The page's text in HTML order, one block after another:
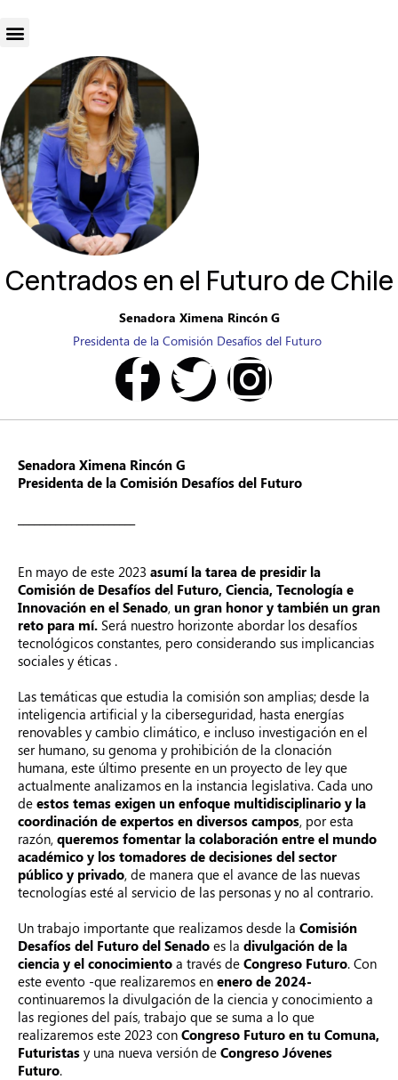
Centrados en el Futuro de Chile
Senadora Ximena Rincón G
Presidenta de la Comisión Desafíos del Futuro
Senadora Ximena Rincón G
Presidenta de la Comisión Desafíos del Futuro
En mayo de este 2023 asumí la tarea de presidir la
Comisión de Desafíos del Futuro, Ciencia, Tecnología e
Innovación en el Senado, un gran honor y también un gran
reto para mí. Será nuestro horizonte abordar los desafíos
tecnológicos constantes, pero considerando sus implicancias
sociales y éticas .
Las temáticas que estudia la comisión son amplias; desde la
inteligencia artificial y la ciberseguridad, hasta energías
renovables y cambio climático, e incluso investigación en el
ser humano, su genoma y prohibición de la clonación
humana, este último presente en un proyecto de ley que
actualmente analizamos en la instancia legislativa. Cada uno
de estos temas exigen un enfoque multidisciplinario y la
coordinación de expertos en diversos campos, por esta
razón, queremos fomentar la colaboración entre el mundo
académico y los tomadores de decisiones del sector
público y privado, de manera que el avance de las nuevas
tecnologías esté al servicio de las personas y no al contrario.
Un trabajo importante que realizamos desde la Comisión
Desafíos del Futuro del Senado es la divulgación de la
ciencia y el conocimiento a través de Congreso Futuro. Con
este evento -que realizaremos en enero de 2024-
continuaremos la divulgación de la ciencia y conocimiento a
las regiones del país, trabajo que se suma a lo que
realizaremos este 2023 con Congreso Futuro en tu Comuna,
Futuristas y una nueva versión de Congreso Jóvenes
Futuro.